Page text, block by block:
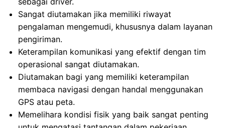
Sangat diutamakan jika memiliki riwayat
pengalaman mengemudi, khususnya dalam layanan
pengiriman.
Keterampilan komunikasi yang efektif dengan tim
operasional sangat diutamakan.
Diutamakan bagi yang memiliki keterampilan
membaca navigasi dengan handal menggunakan
GPS atau peta.
Memelihara kondisi fisik yang baik sangat penting